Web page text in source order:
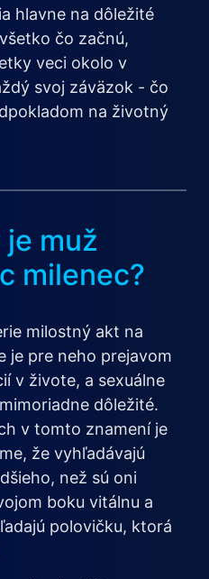
hlavne na dôležité
čo začnú,
veci okolo v
svoj záväzok - čo
na životný
je muž
milenec?
milostný akt na
je pre neho prejavom
v živote, a sexuálne
dôležité.
v tomto znamení je
že vyhľadávajú
než sú oni
boku vitálnu a
polovičku, ktorá